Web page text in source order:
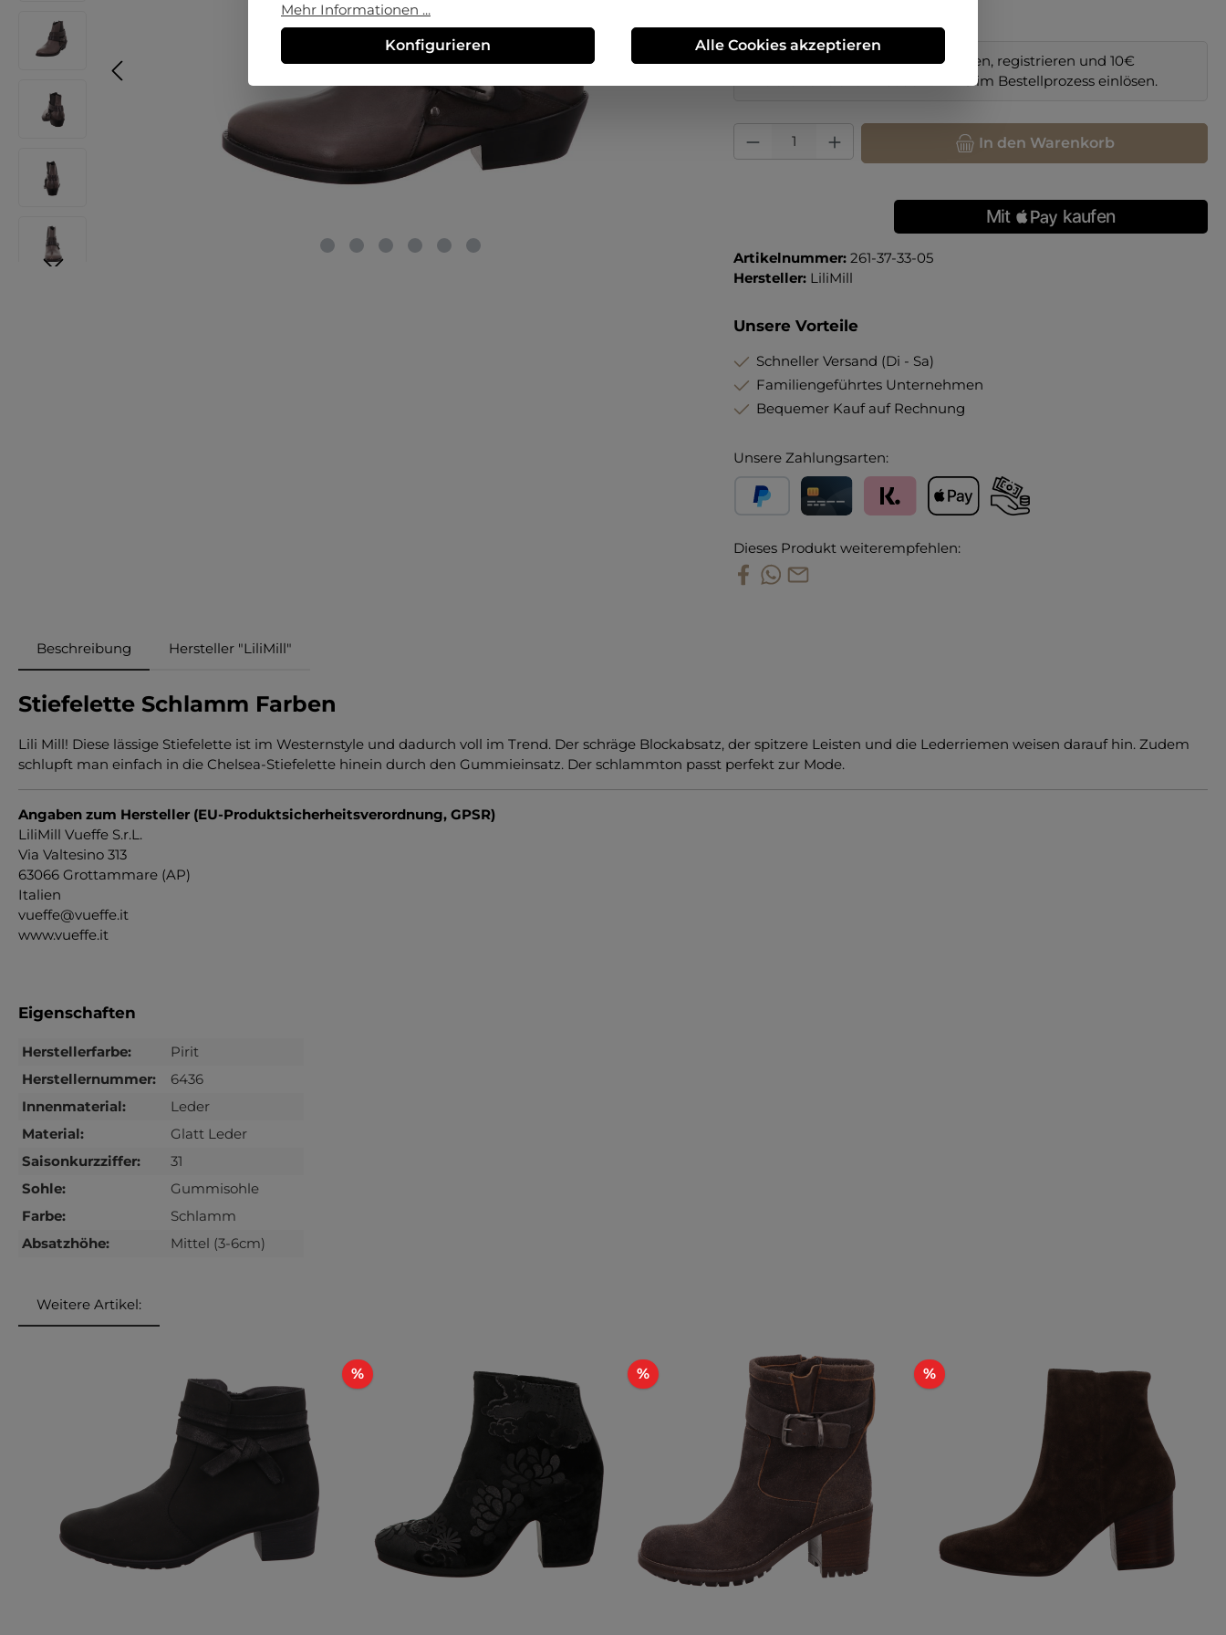
Erstmalig im Online-Shop bestellen, registrieren und 10€
im Bestellprozess einlösen.
Produkt Anzahl: Gib den gewünschten Wert ein oder benutze die
In den Warenkorb
Artikelnummer: 261-37-33-05
Hersteller: LiliMill
Unsere Vorteile
Schneller Versand (Di - Sa)
Familiengeführtes Unternehmen
Bequemer Kauf auf Rechnung
Unsere Zahlungsarten:
Dieses Produkt weiterempfehlen:
Beschreibung Hersteller "LiliMill"
Stiefelette Schlamm Farben
Lili Mill! Diese lässige Stiefelette ist im Westernstyle und dadurch voll im Trend. Der schräge Blockabsatz, der spitzere Leisten und die Lederriemen weisen darauf hin. Zudem
schlupft man einfach in die Chelsea-Stiefelette hinein durch den Gummieinsatz. Der schlammton passt perfekt zur Mode.
Angaben zum Hersteller (EU-Produktsicherheitsverordnung, GPSR)
LiliMill Vueffe S.r.L.
Via Valtesino 313
63066 Grottammare (AP)
Italien
vueffe@vueffe.it
www.vueffe.it
Eigenschaften
Herstellerfarbe:
Pirit
Herstellernummer:
6436
Innenmaterial:
Leder
Material:
Glatt Leder
Saisonkurzziffer:
31
Sohle:
Gummisohle
Farbe:
Schlamm
Absatzhöhe:
Mittel (3-6cm)
Weitere Artikel:
%Rabatt %Rabatt %Rabatt
Mehr Informationen ...
Konfigurieren Alle Cookies akzeptieren